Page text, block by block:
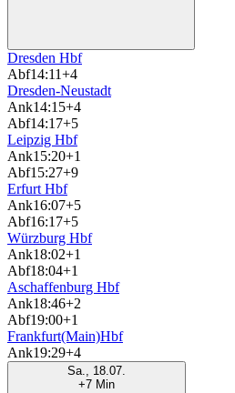
Dresden Hbf
Abf14:11+4
Dresden-Neustadt
Ank14:15+4
Abf14:17+5
Leipzig Hbf
Ank15:20+1
Abf15:27+9
Erfurt Hbf
Ank16:07+5
Abf16:17+5
Würzburg Hbf
Ank18:02+1
Abf18:04+1
Aschaffenburg Hbf
Ank18:46+2
Abf19:00+1
Frankfurt(Main)Hbf
Ank19:29+4
Sa., 18.07.
+7 Min